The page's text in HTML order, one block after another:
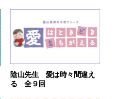
陰山先生 愛は時々間違え
る 全９回